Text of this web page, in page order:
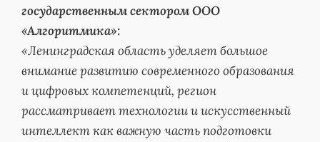
государственным сектором ООО
«Алгоритмика»:
«Ленинградская область уделяет большое
внимание развитию современного образования
и цифровых компетенций, регион
рассматривает технологии и искусственный
интеллект как важную часть подготовки